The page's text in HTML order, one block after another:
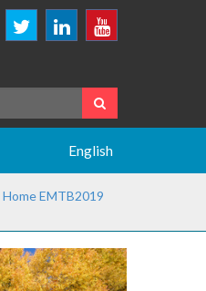
English
Home EMTB2019